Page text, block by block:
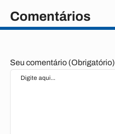
Comentários
Seu comentário (Obrigatório)